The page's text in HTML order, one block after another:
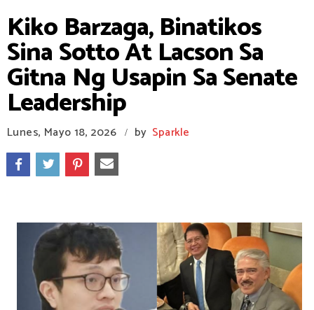
Kiko Barzaga, Binatikos
Sina Sotto At Lacson Sa
Gitna Ng Usapin Sa Senate
Leadership
Lunes, Mayo 18, 2026 / by Sparkle